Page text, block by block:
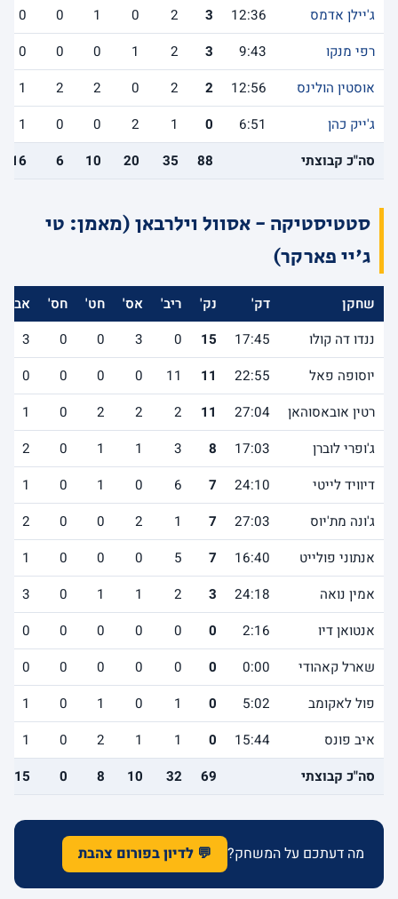
ג'יילן אדמס
12:36
3
2
0
1
0
0
רפי מנקו
9:43
3
2
1
0
0
0
אוסטין הולינס
12:56
2
2
0
2
2
1
ג'ייק כהן
6:51
0
1
2
0
0
1
סה"כ קבוצתי
88
35
20
10
6
16
סטטיסטיקה - אסוול וילרבאן (מאמן: טי
ג'יי פארקר)
שחקן דק' נק' ריב' אס' חט' חס'
אב'
ננדו דה קולו
17:45
15
0
3
0
0
3
יוסופה פאל
22:55
11
11
0
0
0
0
רטין אובאסוהאן
27:04
11
2
2
2
0
1
ג'ופרי לוברן
17:03
8
3
1
1
0
2
דיוויד לייטי
24:10
7
6
0
1
0
1
ג'ונה מת'יוס
27:03
7
1
2
0
0
2
אנתוני פולייט
16:40
7
5
0
0
0
1
אמין נואה
24:18
3
2
1
1
0
3
אנטואן דיו
2:16
0
0
0
0
0
0
שארל קאהודי
0:00
0
0
0
0
0
0
פול לאקומב
5:02
0
1
0
1
0
1
איב פונס
15:44
0
1
1
2
0
1
סה"כ קבוצתי
69
32
10
8
0
15
מה דעתכם על המשחק? 💬 לדיון בפורום צהבת